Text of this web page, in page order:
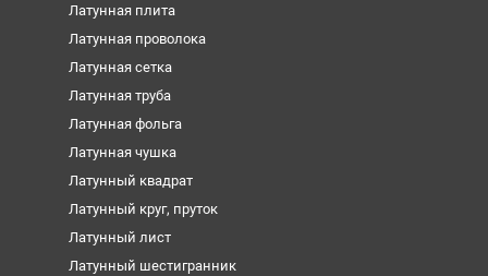
Латунная плита
Латунная проволока
Латунная сетка
Латунная труба
Латунная фольга
Латунная чушка
Латунный квадрат
Латунный круг, пруток
Латунный лист
Латунный шестигранник